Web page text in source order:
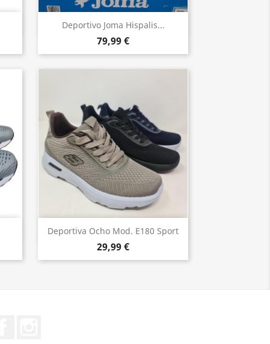
Deportivo Joma Hispalis...
79,99 €
Vista rápida
Deportiva Ocho Mod. E180 Sport
29,99 €
Vista rápida